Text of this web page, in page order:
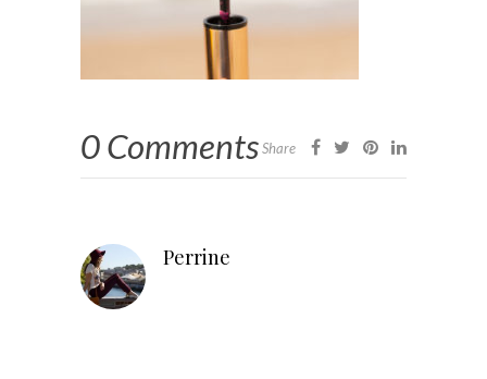
0 CommentsShare
Perrine